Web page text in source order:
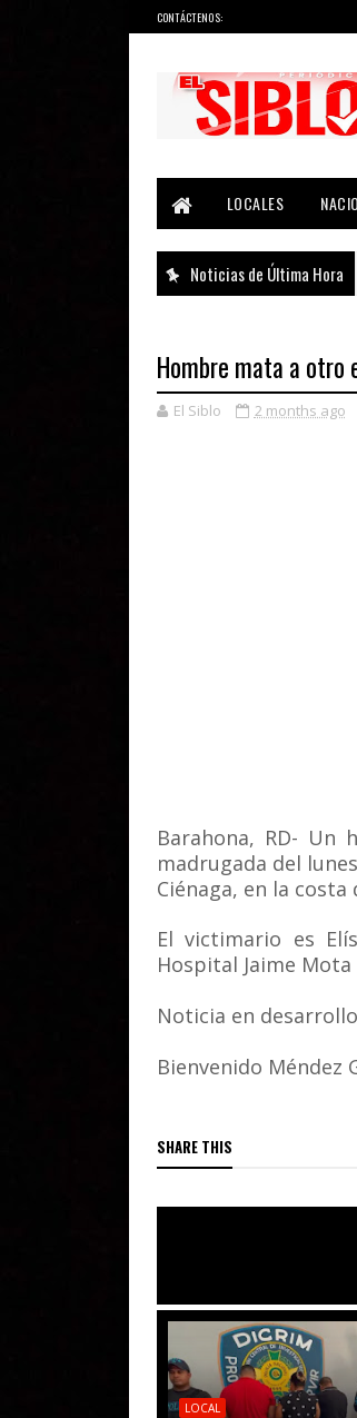
CONTÁCTENOS:
LOCALES
Noticias de Última Hora
Hombre mata a otro
El Siblo 2 months ago
Barahona, RD- Un
madrugada del
Ciénaga, en la
El victimario es
Hospital Jaime
Noticia en
Bienvenido Méndez
SHARE THIS
LOCAL